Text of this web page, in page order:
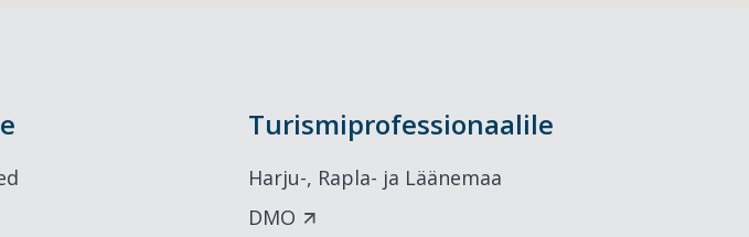
Turismiprofessionaalile
Harju-, Rapla- ja Läänemaa
DMO